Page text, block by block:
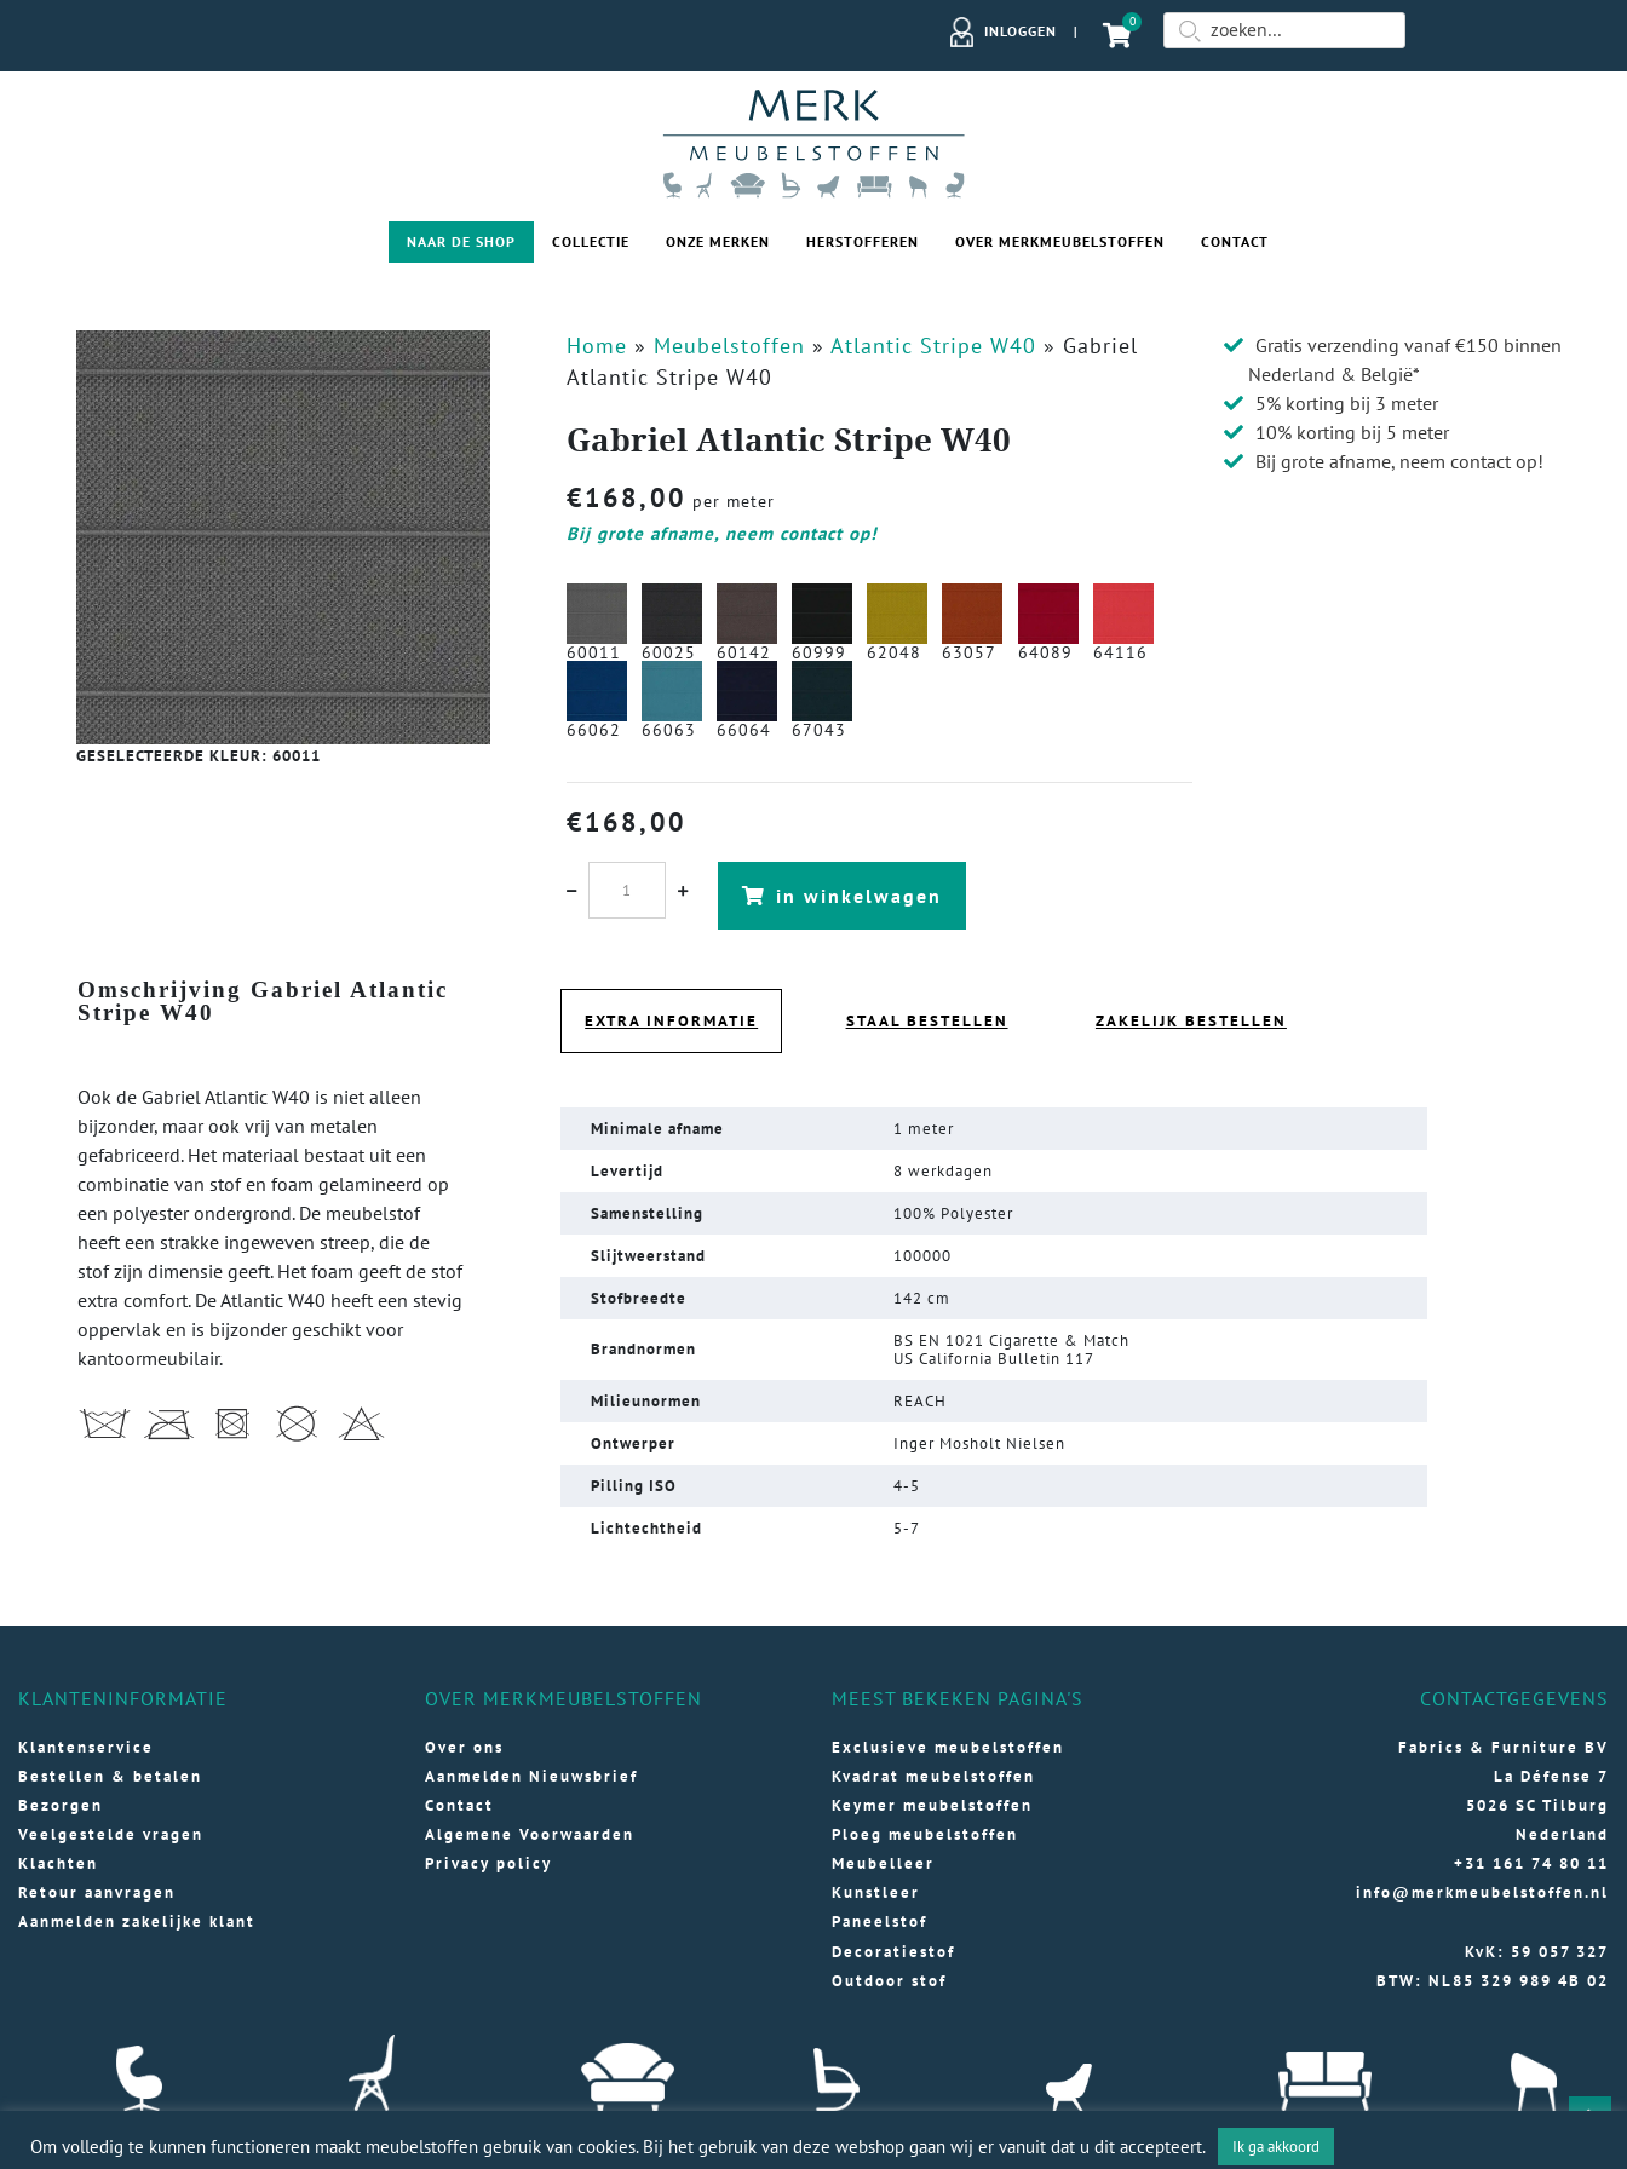
INLOGGEN |
0
NAAR DE SHOP COLLECTIE ONZE MERKEN HERSTOFFEREN OVER MERKMEUBELSTOFFEN CONTACT
GESELECTEERDE KLEUR: 60011
Home » Meubelstoffen » Atlantic Stripe W40 » Gabriel
Atlantic Stripe W40
Gabriel Atlantic Stripe W40
€168,00 per meter
Bij grote afname, neem contact op!
60011 60025 60142 60999 62048 63057 64089 64116
66062 66063 66064 67043
€168,00
in winkelwagen
Gratis verzending vanaf €150 binnen
Nederland & België*
5% korting bij 3 meter
10% korting bij 5 meter
Bij grote afname, neem contact op!
Omschrijving Gabriel Atlantic
Stripe W40
Ook de Gabriel Atlantic W40 is niet alleen
bijzonder, maar ook vrij van metalen
gefabriceerd. Het materiaal bestaat uit een
combinatie van stof en foam gelamineerd op
een polyester ondergrond. De meubelstof
heeft een strakke ingeweven streep, die de
stof zijn dimensie geeft. Het foam geeft de stof
extra comfort. De Atlantic W40 heeft een stevig
oppervlak en is bijzonder geschikt voor
kantoormeubilair.
EXTRA INFORMATIE STAAL BESTELLEN ZAKELIJK BESTELLEN
Minimale afname 1 meter
Levertijd 8 werkdagen
Samenstelling 100% Polyester
Slijtweerstand 100000
Stofbreedte 142 cm
Brandnormen
BS EN 1021 Cigarette & Match
US California Bulletin 117
Milieunormen REACH
Ontwerper Inger Mosholt Nielsen
Pilling ISO 4-5
Lichtechtheid 5-7
KLANTENINFORMATIE
Klantenservice
Bestellen & betalen
Bezorgen
Veelgestelde vragen
Klachten
Retour aanvragen
Aanmelden zakelijke klant
OVER MERKMEUBELSTOFFEN
Over ons
Aanmelden Nieuwsbrief
Contact
Algemene Voorwaarden
Privacy policy
MEEST BEKEKEN PAGINA'S
Exclusieve meubelstoffen
Kvadrat meubelstoffen
Keymer meubelstoffen
Ploeg meubelstoffen
Meubelleer
Kunstleer
Paneelstof
Decoratiestof
Outdoor stof
CONTACTGEGEVENS
Fabrics & Furniture BV
La Défense 7
5026 SC Tilburg
Nederland
+31 161 74 80 11
info@merkmeubelstoffen.nl
KvK: 59 057 327
BTW: NL85 329 989 4B 02
Om volledig te kunnen functioneren maakt meubelstoffen gebruik van cookies. Bij het gebruik van deze webshop gaan wij er vanuit dat u dit accepteert. Ik ga akkoord